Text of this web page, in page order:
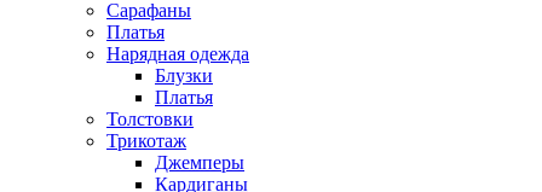
Сарафаны
Платья
Нарядная одежда
Блузки
Платья
Толстовки
Трикотаж
Джемперы
Кардиганы